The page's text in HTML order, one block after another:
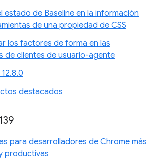
estado de Baseline en la información
de una propiedad de CSS
los factores de forma en las
de clientes de usuario-agente
destacados
para desarrolladores de Chrome más
productivas